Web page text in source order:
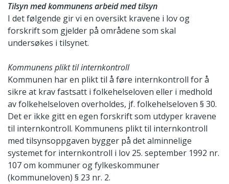
Tilsyn med kommunens arbeid med tilsyn
I det følgende gir vi en oversikt kravene i lov og
forskrift som gjelder på områdene som skal
undersøkes i tilsynet.
Kommunens plikt til internkontroll
Kommunen har en plikt til å føre internkontroll for å
sikre at krav fastsatt i folkehelseloven eller i medhold
av folkehelseloven overholdes, jf. folkehelseloven § 30.
Det er ikke gitt en egen forskrift som utdyper kravene
til internkontroll. Kommunens plikt til internkontroll
med tilsynsoppgaven bygger på det alminnelige
systemet for internkontroll i lov 25. september 1992 nr.
107 om kommuner og fylkeskommuner
(kommuneloven) § 23 nr. 2.